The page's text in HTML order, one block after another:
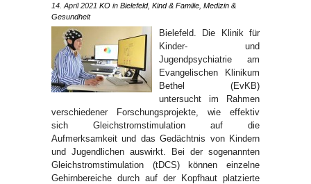
14. April 2021 KO in Bielefeld, Kind & Familie Medizin &
Gesundheit
Bielefeld. Die Klinik für
Kinder- und
Jugendpsychiatrie am
Evangelischen Klinikum
Bethel (EvKB)
untersucht im Rahmen
verschiedener Forschungsprojekte, wie effektiv
sich Gleichstromstimulation auf die
Aufmerksamkeit und das Gedächtnis von Kindern
und Jugendlichen auswirkt. Bei der sogenannten
Gleichstromstimulation (tDCS) können einzelne
Gehirnbereiche durch auf der Kopfhaut platzierte